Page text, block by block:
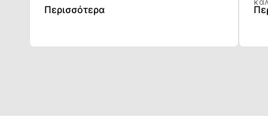
Περισσότερα